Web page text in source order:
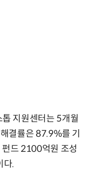
지원센터는 5개월
결률은 87.9%를 기
펀드 2100억원 조성
다.